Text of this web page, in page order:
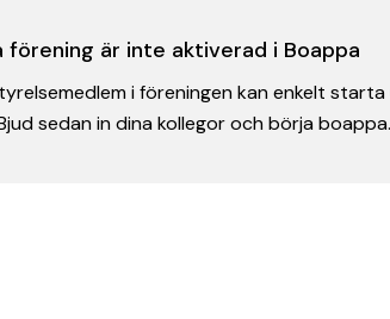
förening är inte aktiverad i Boappa
i föreningen kan enkelt
sedan in dina kollegor och börja boappa.